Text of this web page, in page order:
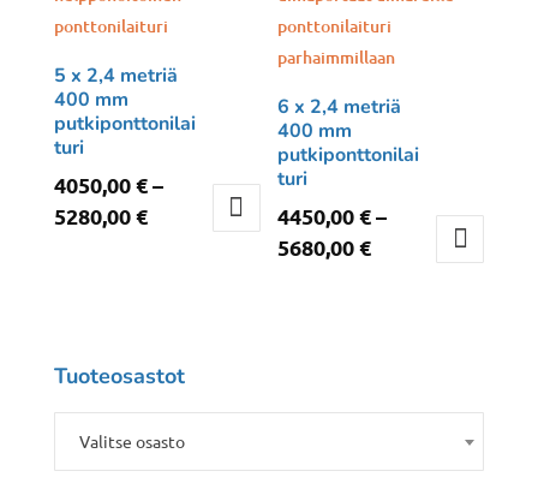
5 x 2,4 metriä
400 mm
putkiponttonilai
turi
4050,00€–
5280,00€Hintaluokka:
muunnelma.
tehdä
valinnat
6 x 2,4 metriä
400 mm
putkiponttonilai
turi
4450,00€–
5680,00€Hintaluokka:
tehdä
Tuoteosastot
Valitse osasto